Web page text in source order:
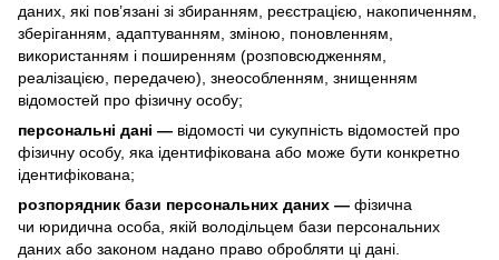
даних, які пов’язані зі збиранням, реєстрацією, накопиченням,
зберіганням, адаптуванням, зміною, поновленням,
використанням і поширенням (розповсюдженням,
реалізацією, передачею), знеособленням, знищенням
відомостей про фізичну особу;
персональні дані — відомості чи сукупність відомостей про
фізичну особу, яка ідентифікована або може бути конкретно
ідентифікована;
розпорядник бази персональних даних — фізична
чи юридична особа, якій володільцем бази персональних
даних або законом надано право обробляти ці дані.